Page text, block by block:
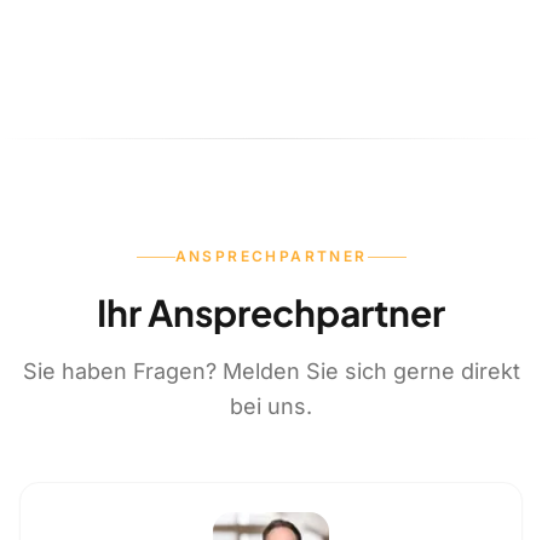
ANSPRECHPARTNER
Ihr Ansprechpartner
Sie haben Fragen? Melden Sie sich gerne direkt
bei uns.